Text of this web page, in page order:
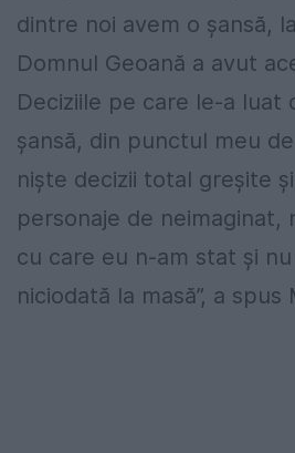
dintre noi avem o șansă,
Domnul Geoană a avut
Deciziile pe care le-a luat
șansă, din punctul meu
niște decizii total greșite
personaje de neimaginat,
cu care eu n-am stat și
niciodată la masă”, a spus